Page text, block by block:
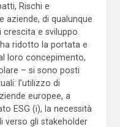
Rischi e
aziende, di qualunque
e sviluppo.
ha ridotto la portata e
loro concepimento,
– si sono posti
l’utilizzo di
europee, a
ESG (i), la necessità
verso gli stakeholder